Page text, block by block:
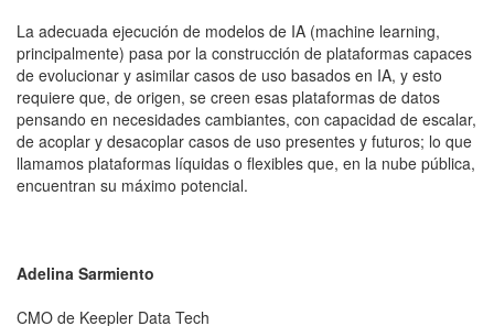
La adecuada ejecución de modelos de IA (machine learning,
principalmente) pasa por la construcción de plataformas capaces
de evolucionar y asimilar casos de uso basados en IA, y esto
requiere que, de origen, se creen esas plataformas de datos
pensando en necesidades cambiantes, con capacidad de escalar,
de acoplar y desacoplar casos de uso presentes y futuros; lo que
llamamos plataformas líquidas o flexibles que, en la nube pública,
encuentran su máximo potencial.
Adelina Sarmiento
CMO de Keepler Data Tech